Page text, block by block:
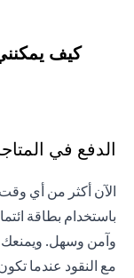
كيف
الدفع في
باستخدام بطاقة
وآمن وسهل. ويمنعك
مع النقود عندما